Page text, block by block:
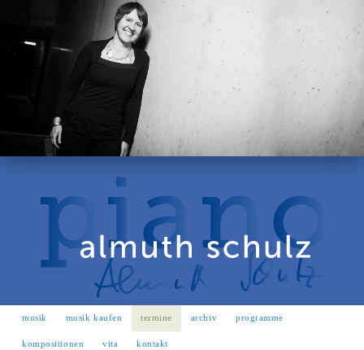
musik musik kaufen termine archiv programme
kompositionen vita kontakt